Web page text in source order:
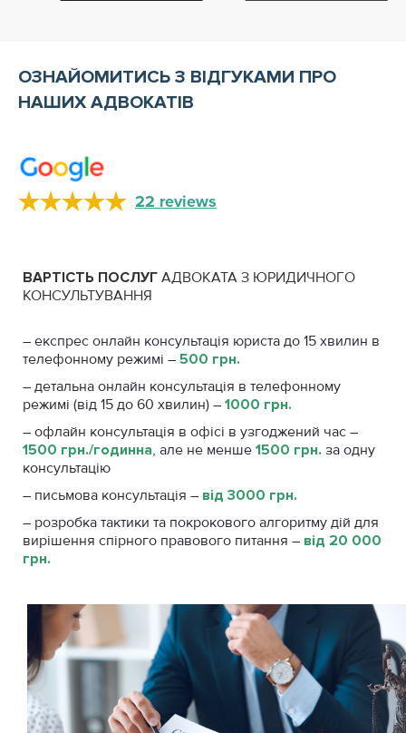
ОЗНАЙОМИТИСЬ З ВІДГУКАМИ ПРО
НАШИХ АДВОКАТІВ
22 reviews
ВАРТІСТЬ ПОСЛУГ АДВОКАТА З ЮРИДИЧНОГО
КОНСУЛЬТУВАННЯ
– експрес онлайн консультація юриста до 15 хвилин в
телефонному режимі – 500 грн.
– детальна онлайн консультація в телефонному
режимі (від 15 до 60 хвилин) – 1000 грн.
– офлайн консультація в офісі в узгоджений час –
1500 грн./годинна, але не менше 1500 грн. за одну
консультацію
– письмова консультація – від 3000 грн.
– розробка тактики та покрокового алгоритму дій для
вирішення спірного правового питання – від 20 000
грн.